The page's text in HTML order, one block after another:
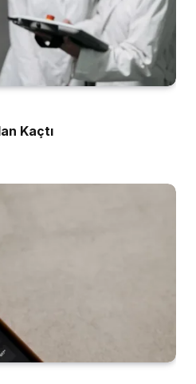
Kaçtı